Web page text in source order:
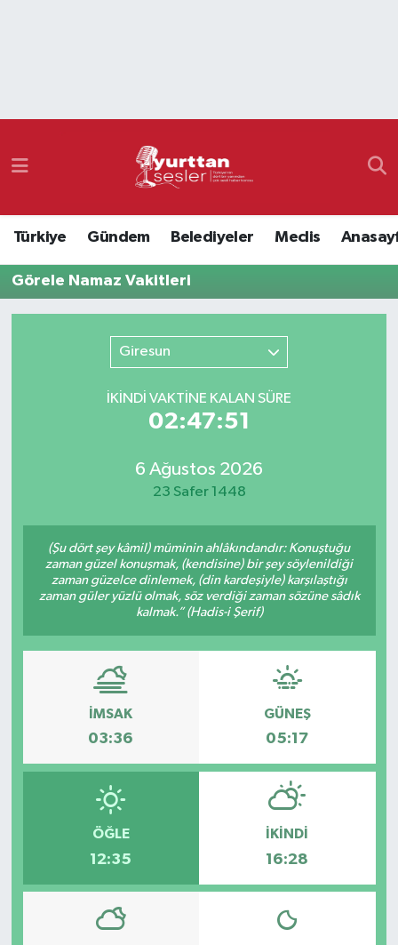
Türkiye Gündem Belediyeler Meclis
Görele Namaz Vakitleri
Giresun
İKINDI VAKTİNE KALAN SÜRE
02:47:51
6 Ağustos 2026
23 Safer 1448
(Şu dört şey kâmil) müminin ahlâkındandır: Konuştuğu
zaman güzel konuşmak, (kendisine) bir şey söylenildiği
zaman güzelce dinlemek, (din kardeşiyle) karşılaştığı
zaman güler yüzlü olmak, söz verdiği zaman sözüne sâdık
kalmak.” (Hadis-i Şerif)
İMSAK
03:36
GÜNEŞ
05:17
ÖĞLE
12:35
İKINDI
16:28
Namaz Vakitleri
Süper Lig Puan Durumu ve Fikstür
Son Dakika Haberleri